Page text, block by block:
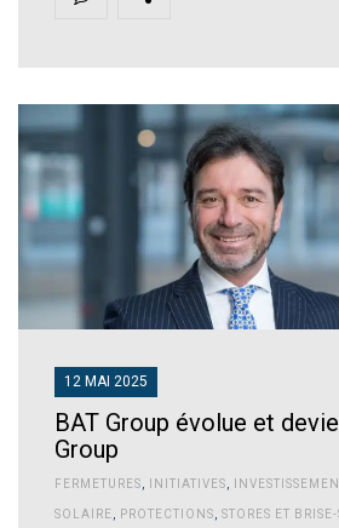
12 MAI 2025
BAT Group évolue et
Group
FERMETURES, INITIATIVES,
SOLAIRE, PROTECTIONS, STORES ET